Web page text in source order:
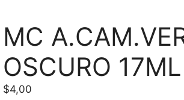
MC
OSCURO
$4,00